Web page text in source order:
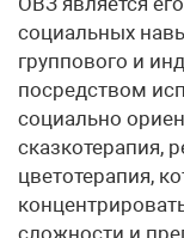
социальных
группового и
посредством
социально
сказкотерапия,
цветотерапия,